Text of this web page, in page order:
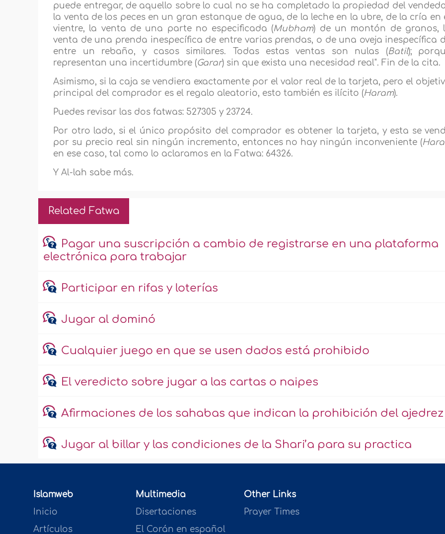
puede entregar, de aquello sobre lo cual no se ha completado la propiedad del
la venta de los peces en un gran estanque de agua, de la leche en la ubre, de la cría en
vientre, la venta de una parte no especificada (Mubham) de un montón de granos,
venta de una prenda inespecífica de entre varias prendas, o de una oveja inespecífica
entre un rebaño, y casos similares. Todas estas ventas son nulas (Batil);
representan una incertidumbre (Garar) sin que exista una necesidad real". Fin de la cita.
Asimismo, si la caja se vendiera exactamente por el valor real de la tarjeta, pero el
principal del comprador es el regalo aleatorio, esto también es ilícito (Haram).
Puedes revisar las dos fatwas: 527305 y 23724.
Por otro lado, si el único propósito del comprador es obtener la tarjeta, y esta se
por su precio real sin ningún incremento, entonces no hay ningún inconveniente (
en ese caso, tal como lo aclaramos en la Fatwa: 64326.
Y Al-lah sabe más.
Related Fatwa
Pagar una suscripción a cambio de registrarse en una plataforma
electrónica para trabajar
Participar en rifas y loterías
Jugar al dominó
Cualquier juego en que se usen dados está prohibido
El veredicto sobre jugar a las cartas o naipes
Afirmaciones de los sahabas que indican la prohibición del ajedrez
Jugar al billar y las condiciones de la Shari’a para su practica
Islamweb
Inicio
Artículos
Multimedia
Disertaciones
El Corán en español
Other Links
Prayer Times